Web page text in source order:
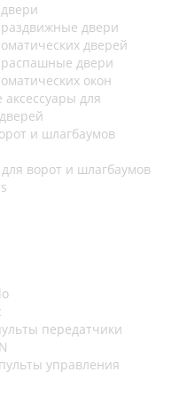
двери
дверей
двери
окон
для
и шлагбаумов
ворот и шлагбаумов
передатчики
управления